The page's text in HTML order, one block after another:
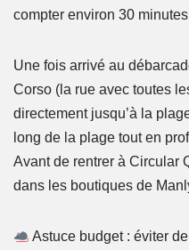
compter environ 30
Une fois arrivé au
Corso (la rue avec toutes
directement jusqu’à la
long de la plage tout en
Avant de rentrer à Circular
dans les boutiques de
Astuce budget : éviter